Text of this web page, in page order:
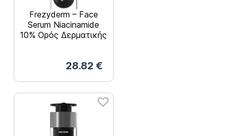
Frezyderm – Face
Serum Niacinamide
10% Ορός Δερματικής
28.82 €